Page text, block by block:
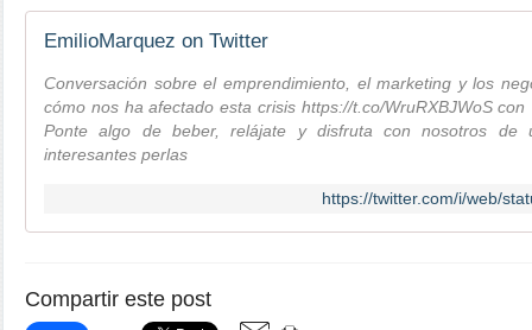
EmilioMarquez on Twitter
Conversación sobre el emprendimiento, el marketing y los
cómo nos ha afectado esta crisis https://t.co/WruRXBJWoS
Ponte algo de beber, relájate y disfruta con nosotros de
interesantes perlas
https://twitter.com/i/web/
Compartir este post